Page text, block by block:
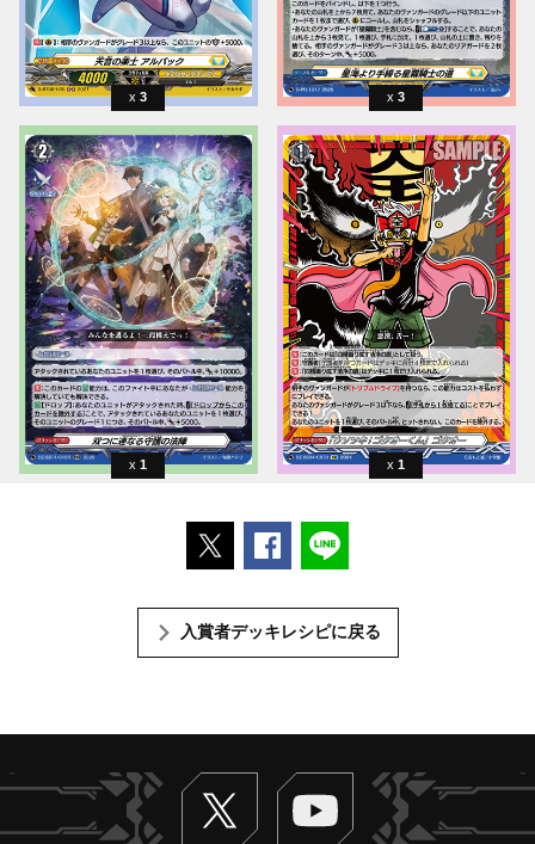
3 3
1 1
ポストするFacebookでシェアする
入賞者デッキレシピに戻る
Twitter ヴァンガードch